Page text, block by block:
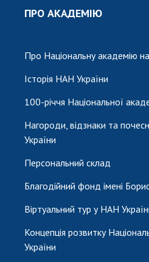
ПРОФСПІЛКА НАН
ПРО АКАДЕМІЮ
Про Національну академію
Історія НАН України
100-річчя Національної
Нагороди, відзнаки та
України
Персональний склад
Благодійний фонд імені
Віртуальний тур у НАН
Концепція розвитку
України